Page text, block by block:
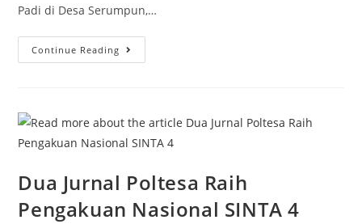
Padi di Desa Serumpun,…
Continue Reading
Dua Jurnal Poltesa Raih
Pengakuan Nasional SINTA 4